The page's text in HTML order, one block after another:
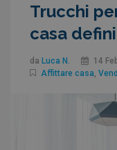
Trucchi
casa
da Luca N.
14
Affittare casa,